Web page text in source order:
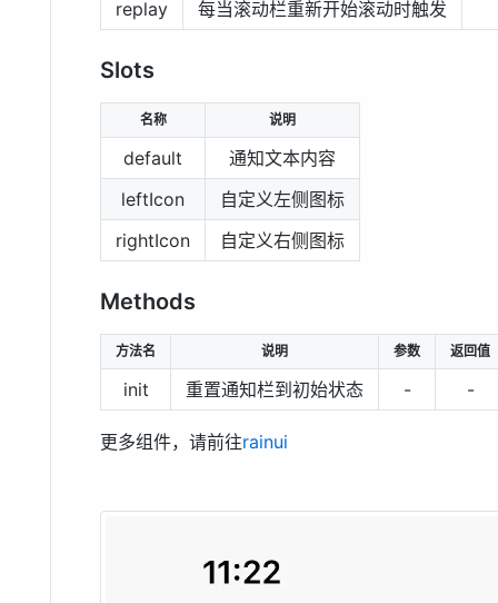
replay 每当滚动栏重新开始滚动时触发
Slots
名称 说明
default
通知文本内容
leftIcon
自定义左侧图标
rightIcon
自定义右侧图标
Methods
方法名 说明 参数 返回值
init 重置通知栏到初始状态 - -
更多组件，请前往rainui